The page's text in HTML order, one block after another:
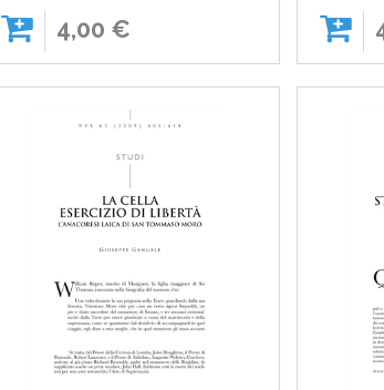
4,00 €